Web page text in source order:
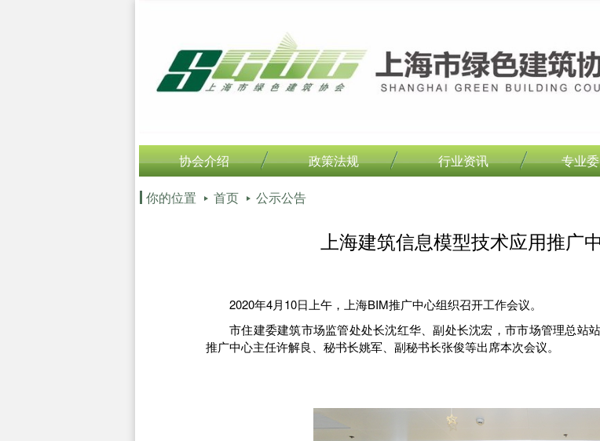
协会介绍 政策法规 行业资讯 专业
你的位置 首页 公示公告
上海建筑信息模型技术应用推广
2020年4月10日上午，上海BIM推广中心组织召开工作会议。
市住建委建筑市场监管处处长沈红华、副处长沈宏，市市场管理总站
推广中心主任许解良、秘书长姚军、副秘书长张俊等出席本次会议。